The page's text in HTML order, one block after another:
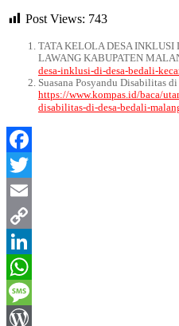
Post Views: 743
TATA KELOLA DESA
LAWANG KABUPATEN
desa-inklusi-di-desa-bedali-
Suasana Posyandu Disabilitas
https://www.kompas.id/baca/
disabilitas-di-desa-bedali-
Facebook
Twitter
Email
Copy
Link
LinkedIn
WhatsApp
Message